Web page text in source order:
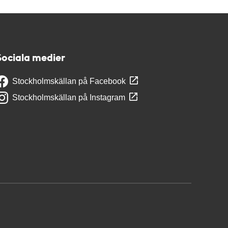
medier
Stockholmskällan på Facebook
Stockholmskällan på Instagram